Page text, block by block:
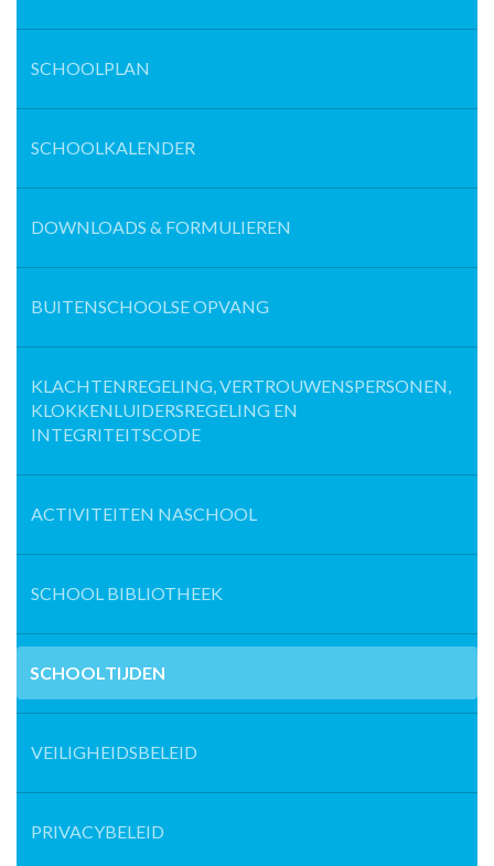
SCHOOLPLAN
SCHOOLKALENDER
DOWNLOADS & FORMULIEREN
BUITENSCHOOLSE OPVANG
KLACHTENREGELING, VERTROUWENSPERSONEN,
KLOKKENLUIDERSREGELING EN
INTEGRITEITSCODE
ACTIVITEITEN NASCHOOL
SCHOOL BIBLIOTHEEK
SCHOOLTIJDEN
VEILIGHEIDSBELEID
PRIVACYBELEID